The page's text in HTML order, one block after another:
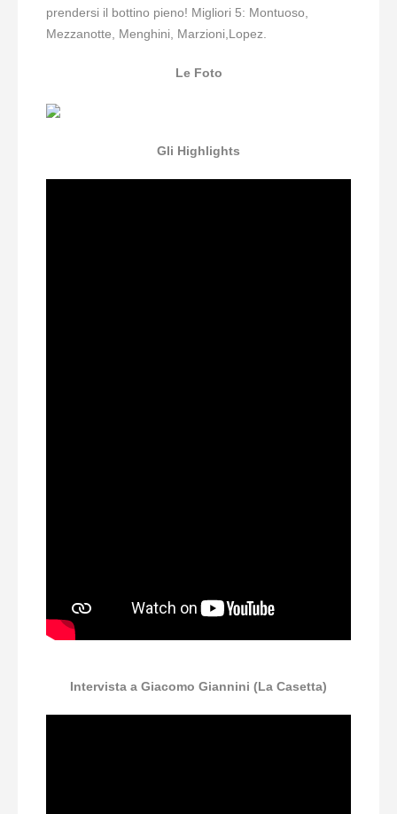
prendersi il bottino pieno! Migliori 5: Montuoso,
Mezzanotte, Menghini, Marzioni,Lopez.
Le Foto
Gli Highlights
Intervista a Giacomo Giannini (La Casetta)